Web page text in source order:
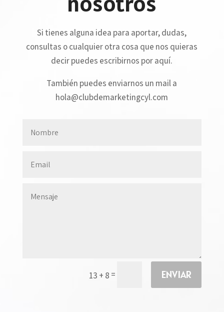
Si tienes alguna idea para aportar, dudas,
consultas o cualquier otra cosa que nos quieras
decir puedes escribirnos por aquí.
También puedes enviarnos un mail a
hola@clubdemarketingcyl.com
13 + 8 = ENVIAR